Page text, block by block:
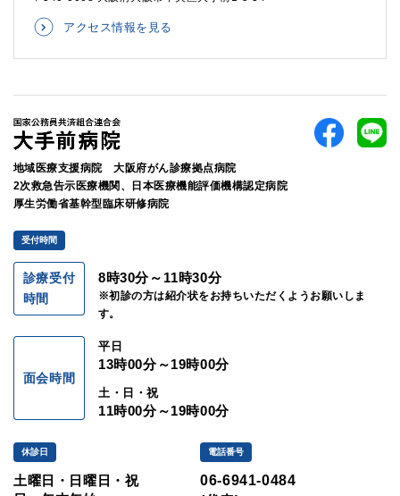
アクセス情報を見る
地域医療支援病院 大阪府がん診療拠点病院
2次救急告示医療機関、日本医療機能評価機構認定病院
厚生労働省基幹型臨床研修病院
受付時間
診療受付
時間
8時30分～11時30分
※初診の方は紹介状をお持ちいただくようお願いしま
す。
面会時間
平日
13時00分～19時00分
土・日・祝
11時00分～19時00分
休診日
土曜日・日曜日・祝
電話番号
06-6941-0484